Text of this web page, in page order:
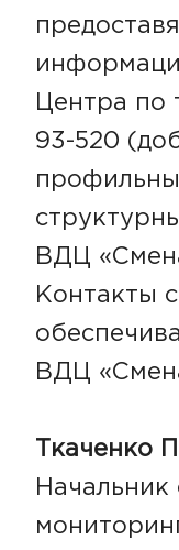
Центра по
93-520
ВДЦ
Контакты
ВДЦ
Ткаченко